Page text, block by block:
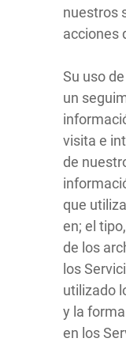
nuestros
acciones
Su uso
un
visita e
de
que
en; el
de los
los
utilizado
y la
en los